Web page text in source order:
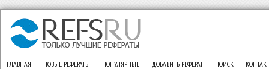
ГЛАВНАЯ НОВЫЕ РЕФЕРАТЫ ПОПУЛЯРНЫЕ ДОБАВИТЬ РЕФЕРАТ ПОИСК